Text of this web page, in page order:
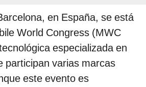
en España, se está
World Congress (MWC
especializada en
participan varias marcas
este evento es